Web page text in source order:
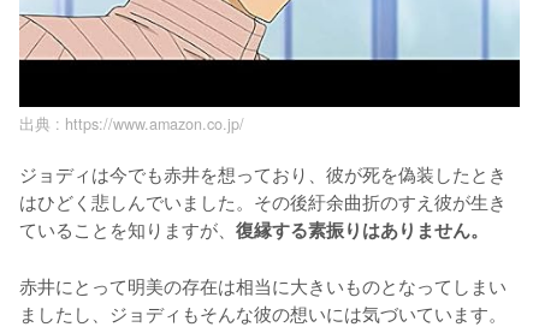
出典 : https://www.amazon.co.jp/
ジョディは今でも赤井を想っており、彼が死を偽装したとき
はひどく悲しんでいました。その後紆余曲折のすえ彼が生き
ていることを知りますが、 復縁する素振りはありません。
赤井にとって明美の存在は相当に大きいものとなってしまい
ましたし、ジョディもそんな彼の想いには気づいています。